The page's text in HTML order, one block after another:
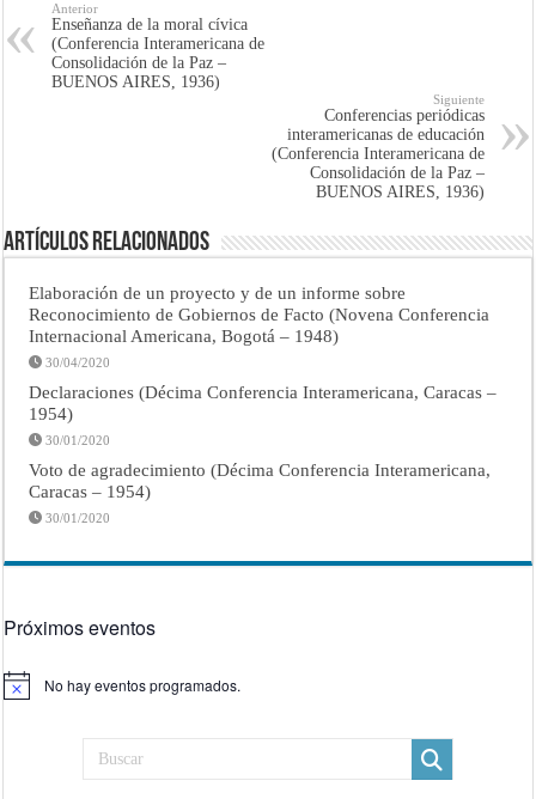
Anterior
Enseñanza de la moral cívica
(Conferencia Interamericana de
Consolidación de la Paz –
BUENOS AIRES, 1936)
Siguiente
Conferencias periódicas
interamericanas de educación
(Conferencia Interamericana de
Consolidación de la Paz –
BUENOS AIRES, 1936)
Artículos Relacionados
Elaboración de un proyecto y de un informe sobre
Reconocimiento de Gobiernos de Facto (Novena Conferencia
Internacional Americana, Bogotá – 1948)
30/04/2020
Declaraciones (Décima Conferencia Interamericana, Caracas –
1954)
30/01/2020
Voto de agradecimiento (Décima Conferencia Interamericana,
Caracas – 1954)
30/01/2020
Próximos eventos
Aviso No hay eventos programados.